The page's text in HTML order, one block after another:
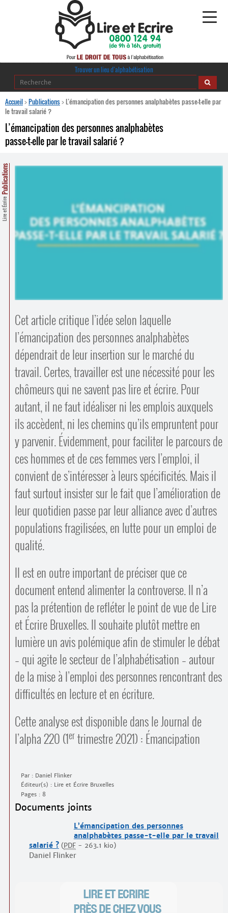
Alphabétisation
Regards croisés
Publications
·
Comprendre et parler
Espace presse
Contacts
Trouver un lieu d’alphabétisation
Accueil>Publications>L’émancipation des personnes analphabètes passe-t-elle par
le travail salarié ?
L’émancipation des personnes analphabètes
passe-t-elle par le travail salarié ?
Lire et Écrire
Publications
Cet article critique l’idée selon laquelle
l’émancipation des personnes analphabètes
dépendrait de leur insertion sur le marché du
travail. Certes, travailler est une nécessité pour les
chômeurs qui ne savent pas lire et écrire. Pour
autant, il ne faut idéaliser ni les emplois auxquels
ils accèdent, ni les chemins qu’ils empruntent pour
y parvenir. Évidemment, pour faciliter le parcours de
ces hommes et de ces femmes vers l’emploi, il
convient de s’intéresser à leurs spécificités. Mais il
faut surtout insister sur le fait que l’amélioration de
leur quotidien passe par leur alliance avec d’autres
populations fragilisées, en lutte pour un emploi de
qualité.
Il est en outre important de préciser que ce
document entend alimenter la controverse. Il n’a
pas la prétention de refléter le point de vue de Lire
et Écrire Bruxelles. Il souhaite plutôt mettre en
lumière un avis polémique afin de stimuler le débat
– qui agite le secteur de l’alphabétisation – autour
de la mise à l’emploi des personnes rencontrant des
difficultés en lecture et en écriture.
Cette analyse est disponible dans le Journal de
l’alpha 220 (1ertrimestre 2021) : Émancipation
Par : Daniel Flinker
Éditeur(s) : Lire et Écrire Bruxelles
Pages : 8
Documents joints
L’émancipation des personnes
analphabètes passe-t-elle par le travail
salarié ? (PDF- 263.1 kio)
Daniel Flinker